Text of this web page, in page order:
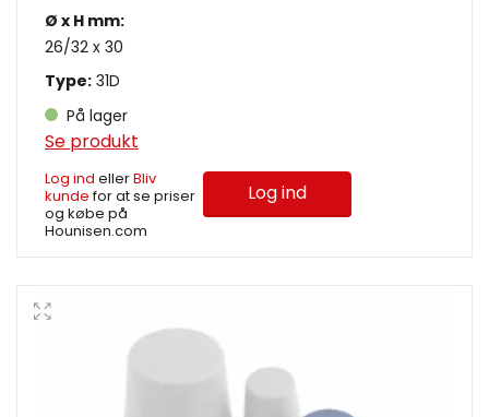
Ø x H mm:
26/32 x 30
Type: 31D
På lager
Se produkt
Log ind ellerBliv
kundefor at se priser
og købe på
Hounisen.com
Log ind